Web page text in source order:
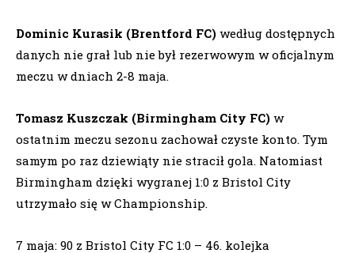
Dominic Kurasik (Brentford FC) według dostępnych
danych nie grał lub nie był rezerwowym w oficjalnym
meczu w dniach 2-8 maja.
Tomasz Kuszczak (Birmingham City FC) w
ostatnim meczu sezonu zachował czyste konto. Tym
samym po raz dziewiąty nie stracił gola. Natomiast
Birmingham dzięki wygranej 1:0 z Bristol City
utrzymało się w Championship.
7 maja: 90 z Bristol City FC 1:0 – 46. kolejka